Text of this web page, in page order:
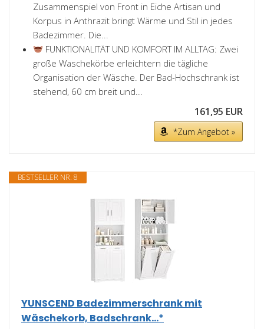
Zusammenspiel von Front in Eiche Artisan und
Korpus in Anthrazit bringt Wärme und Stil in jedes
Badezimmer. Die...
FUNKTIONALITÄT UND KOMFORT IM ALLTAG: Zwei
große Waschekörbe erleichtern die tägliche
Organisation der Wäsche. Der Bad-Hochschrank ist
stehend, 60 cm breit und...
161,95 EUR
*Zum Angebot »
BESTSELLER NR. 8
YUNSCEND Badezimmerschrank mit
Wäschekorb, Badschrank...*